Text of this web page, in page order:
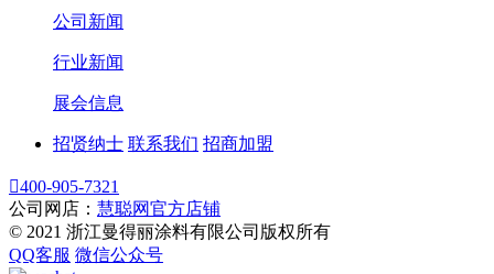
公司新闻
行业新闻
展会信息
招贤纳士 联系我们 招商加盟
400-905-7321
公司网店： 慧聪网官方店铺
© 2021 浙江曼得丽涂料有限公司版权所有
QQ客服 微信公众号